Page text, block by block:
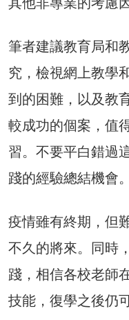
筆者建議教育局和
究，檢視網上教學
到的困難，以及教
較成功的個案，值
習。不要平白錯過
踐的經驗總結機會。
疫情雖有終期，但
不久的將來。同時
踐，相信各校老師
技能，復學之後仍